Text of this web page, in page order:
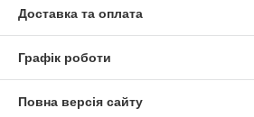
Доставка та оплата
Графік роботи
Повна версія сайту